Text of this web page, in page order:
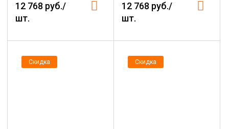
12 768 руб./
шт.
12 768 руб./
шт.
Скидка Скидка